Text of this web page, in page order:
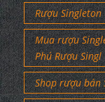
Rượu Singleton
Mua rượu
Phú Rượu Singl
Shop rượu bán